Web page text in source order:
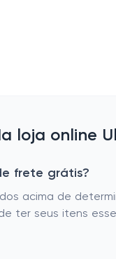
loja online
frete grátis?
acima de
ter seus itens